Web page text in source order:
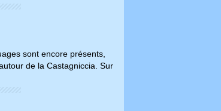
sont encore présents,
de la Castagniccia. Sur